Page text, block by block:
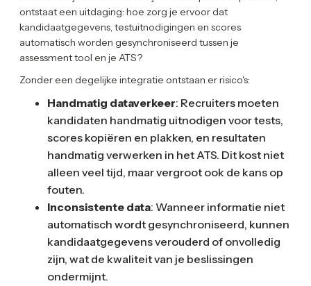
ontstaat een uitdaging: hoe zorg je ervoor dat
kandidaatgegevens, testuitnodigingen en scores
automatisch worden gesynchroniseerd tussen je
assessment tool en je ATS?
Zonder een degelijke integratie ontstaan er risico's:
Handmatig dataverkeer: Recruiters moeten
kandidaten handmatig uitnodigen voor tests,
scores kopiëren en plakken, en resultaten
handmatig verwerken in het ATS. Dit kost niet
alleen veel tijd, maar vergroot ook de kans op
fouten.
Inconsistente data: Wanneer informatie niet
automatisch wordt gesynchroniseerd, kunnen
kandidaatgegevens verouderd of onvolledig
zijn, wat de kwaliteit van je beslissingen
ondermijnt.